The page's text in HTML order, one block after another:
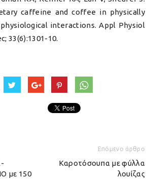
caffeine and coffee in physically
interactions. Appl Physiol
33(6):1301-10.
με 150
Επόμενο άρθρο
Καροτόσουπα με φύλλα
λουίζας